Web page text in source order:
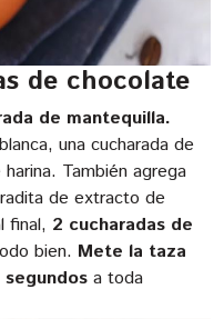
de chocolate
de mantequilla.
una cucharada de
También agrega
de extracto de
final, 2 cucharadas de
bien. Mete la taza
a toda